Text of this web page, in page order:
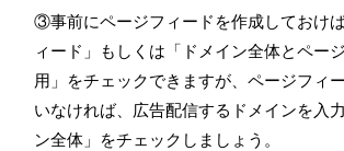
③事前にページフィードを作成しておけ
ィード」もしくは「ドメイン全体とペー
用」をチェックできますが、ページフィ
いなければ、広告配信するドメインを入
ン全体」をチェックしましょう。